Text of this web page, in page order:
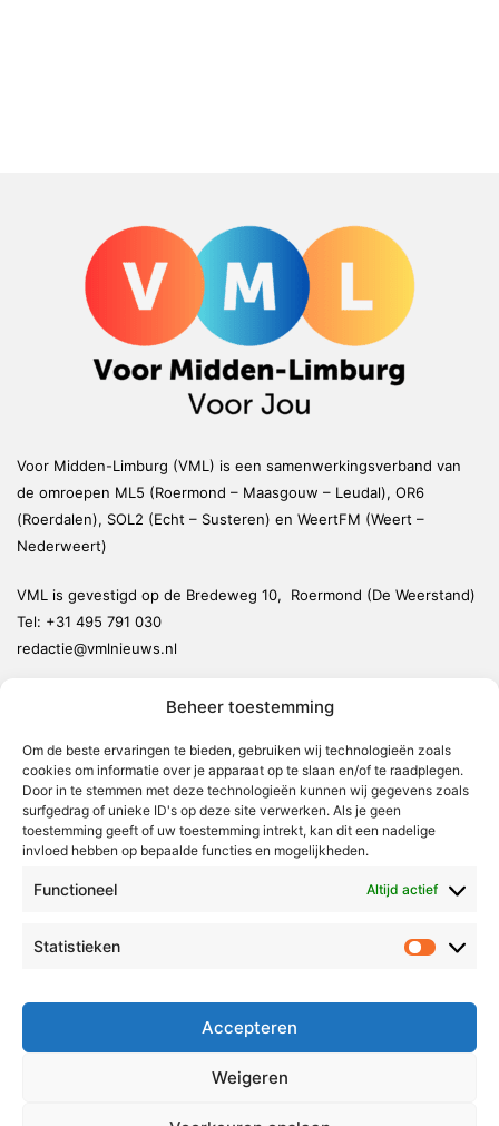
Beheer toestemming
Om de beste ervaringen te bieden, gebruiken wij technologieën zoals
cookies om informatie over je apparaat op te slaan en/of te raadplegen.
Door in te stemmen met deze technologieën kunnen wij gegevens zoals
surfgedrag of unieke ID's op deze site verwerken. Als je geen
toestemming geeft of uw toestemming intrekt, kan dit een nadelige
invloed hebben op bepaalde functies en mogelijkheden.
Functioneel Altijd actief
Statistieken
Accepteren
Weigeren
Voor Midden-Limburg (VML) is een samenwerkingsverband van
de omroepen ML5 (Roermond – Maasgouw – Leudal), OR6
(Roerdalen), SOL2 (Echt – Susteren) en WeertFM (Weert –
Nederweert)
VML is gevestigd op de Bredeweg 10, Roermond (De Weerstand)
Tel: +31 495 791 030
redactie@vmlnieuws.nl
Leudal
Maasgouw
Echt-Susteren
Radio & TV